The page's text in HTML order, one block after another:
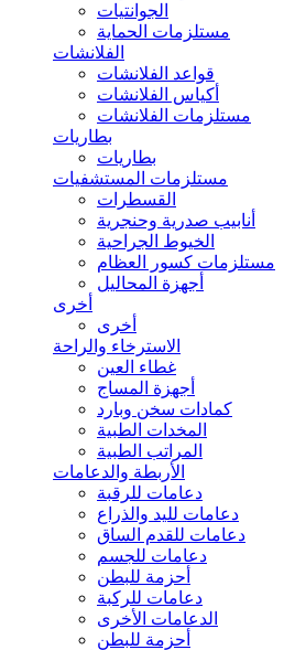
الجوانتيات
مستلزمات الحماية
الفلانشات
قواعد الفلانشات
أكياس الفلانشات
مستلزمات الفلانشات
بطاريات
بطاريات
مستلزمات المستشفيات
القسطرات
أنابيب صدرية وحنجرية
الخيوط الجراحية
مستلزمات كسور العظام
أجهزة المحاليل
أخرى
أخرى
الاسترخاء والراحة
غطاء العين
أجهزة المساج
كمادات سخن وبارد
المخدات الطبية
المراتب الطبية
الأربطة والدعامات
دعامات للرقبة
دعامات لليد والذراع
دعامات للقدم الساق
دعامات للجسم
أحزمة للبطن
دعامات للركبة
الدعامات الأخرى
أحزمة للبطن